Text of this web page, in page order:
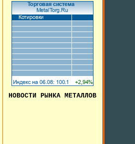
НОВОСТИ РЫНКА МЕТАЛЛОВ